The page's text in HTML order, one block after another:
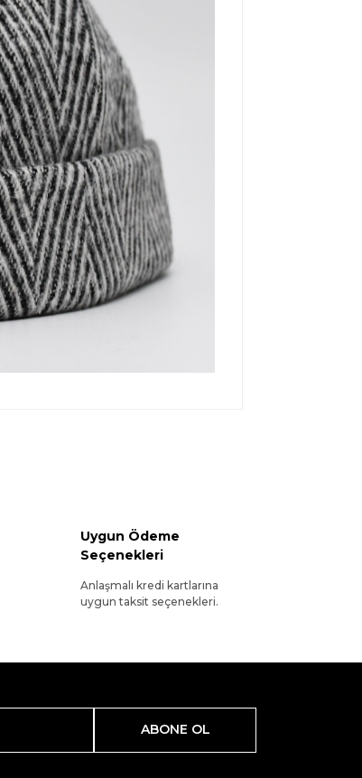
Uygun Ödeme
Seçenekleri
Anlaşmalı kredi kartlarına
uygun taksit seçenekleri.
ABONE OL